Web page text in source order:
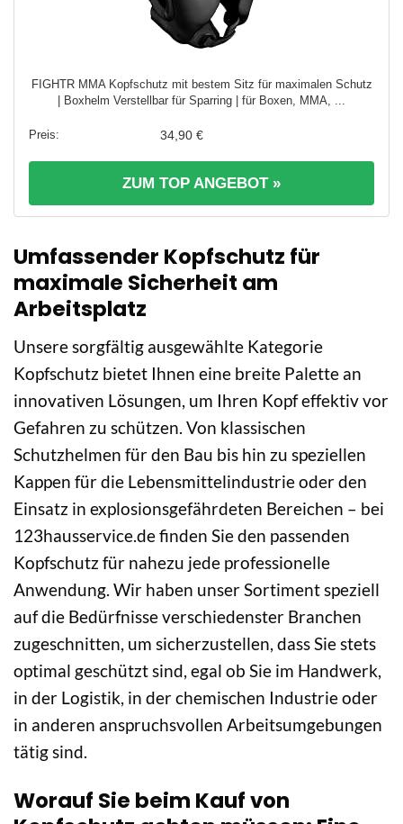
FIGHTR MMA Kopfschutz mit bestem Sitz für maximalen Schutz
| Boxhelm Verstellbar für Sparring | für Boxen, MMA, ...
34,90 €
ZUM TOP ANGEBOT »
Umfassender Kopfschutz für
maximale Sicherheit am
Arbeitsplatz
Unsere sorgfältig ausgewählte Kategorie
Kopfschutz bietet Ihnen eine breite Palette an
innovativen Lösungen, um Ihren Kopf effektiv vor
Gefahren zu schützen. Von klassischen
Schutzhelmen für den Bau bis hin zu speziellen
Kappen für die Lebensmittelindustrie oder den
Einsatz in explosionsgefährdeten Bereichen – bei
123hausservice.de finden Sie den passenden
Kopfschutz für nahezu jede professionelle
Anwendung. Wir haben unser Sortiment speziell
auf die Bedürfnisse verschiedenster Branchen
zugeschnitten, um sicherzustellen, dass Sie stets
optimal geschützt sind, egal ob Sie im Handwerk,
in der Logistik, in der chemischen Industrie oder
in anderen anspruchsvollen Arbeitsumgebungen
tätig sind.
Worauf Sie beim Kauf von